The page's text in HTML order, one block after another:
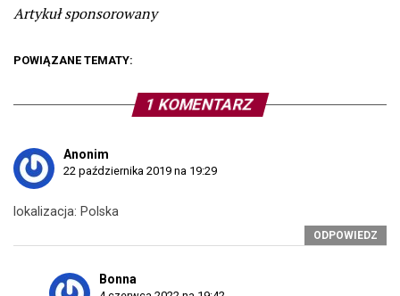
Artykuł sponsorowany
POWIĄZANE TEMATY:
1 KOMENTARZ
Anonim
22 października 2019 na 19:29
lokalizacja: Polska
ODPOWIEDZ
Bonna